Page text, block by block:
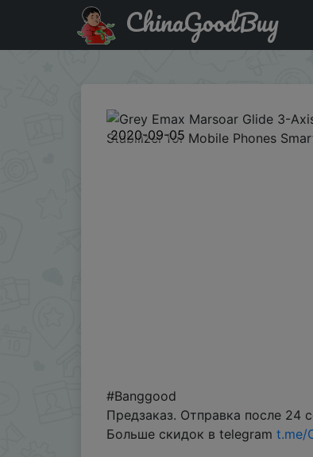
Придбати по акціи Grey Emax Marsoar Glide 3-
ChinaGoodBuy
2020-09-05
#Banggood
Предзаказ. Отправка после 24
Больше скидок в telegram t.me/